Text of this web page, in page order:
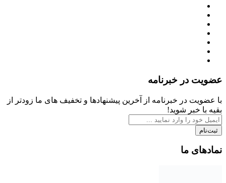
عضویت در خبرنامه
با عضویت در خبرنامه از آخرین پیشنهادها و تخفیف های ما زودتر از
بقیه با خبر شوید!
ثبت‌نام
نمادهای ما